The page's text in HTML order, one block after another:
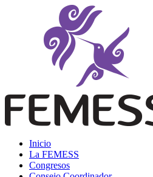
Femess
Federación Mexicana de Educación
Inicio
La FEMESS
Congresos